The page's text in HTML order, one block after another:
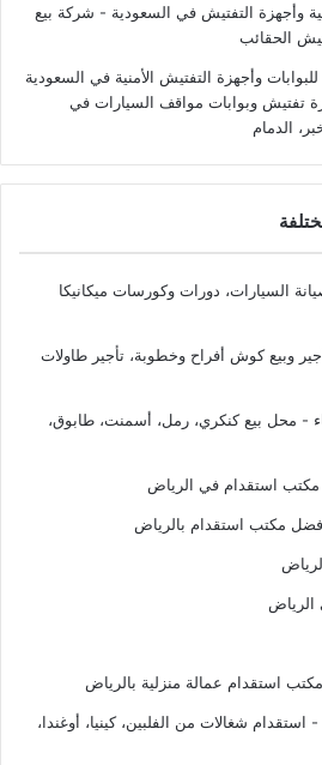
وأجهزة التفتيش في السعودية - شركة بيع
الحقائب
وأجهزة التفتيش الأمنية في السعودية
تفتيش وبوابات مواقف السيارات في
الدمام
السيارات، دورات وكورسات ميكانيكا
وبيع كوش أفراح وخطوبة، تأجير طاولات
- محل بيع كنكري، رمل، أسمنت، طابوق،
مكتب استقدام في الرياض
مكتب استقدام بالرياض
الرياض
استقدام عمالة منزلية بالرياض
شغالات من الفلبين، كينيا، أوغندا،